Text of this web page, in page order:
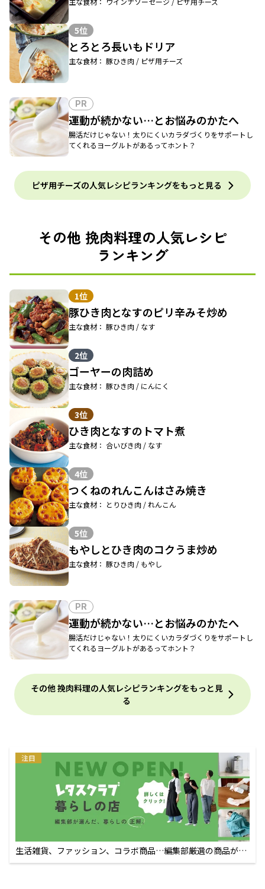
5位
とろとろ長いもドリア
主な食材： 豚ひき肉 / ピザ用チーズ
PR
運動が続かない…とお悩みのかたへ
腸活だけじゃない！太りにくいカラダづくりをサポートし
てくれるヨーグルトがあるってホント？
ピザ用チーズの人気レシピランキングをもっと見る
その他 挽肉料理の人気レシピ
ランキング
1位
豚ひき肉となすのピリ辛みそ炒め
主な食材： 豚ひき肉 / なす
2位
ゴーヤーの肉詰め
主な食材： 豚ひき肉 / にんにく
3位
ひき肉となすのトマト煮
主な食材： 合いびき肉 / なす
4位
つくねのれんこんはさみ焼き
主な食材： とりひき肉 / れんこん
5位
もやしとひき肉のコクうま炒め
主な食材： 豚ひき肉 / もやし
PR
運動が続かない…とお悩みのかたへ
腸活だけじゃない！太りにくいカラダづくりをサポートし
てくれるヨーグルトがあるってホント？
その他 挽肉料理の人気レシピランキングをもっと見
る
注目
生活雑貨、ファッション、コラボ商品…編集部厳選の商品が買
えるECサイト